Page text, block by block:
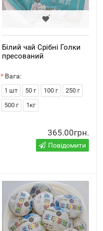
Білий чай Срібні Голки
пресований
Вага:
1 шт 50 г 100 г
250 г
500 г
1кг
365.00грн.
Повідомити